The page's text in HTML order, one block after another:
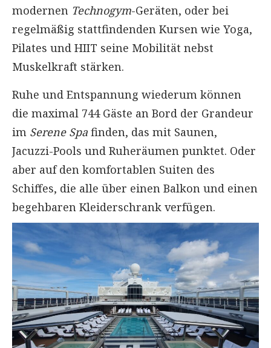
modernen Technogym-Geräten, oder bei
regelmäßig stattfindenden Kursen wie Yoga,
Pilates und HIIT seine Mobilität nebst
Muskelkraft stärken.
Ruhe und Entspannung wiederum können
die maximal 744 Gäste an Bord der Grandeur
im Serene Spa finden, das mit Saunen,
Jacuzzi-Pools und Ruheräumen punktet. Oder
aber auf den komfortablen Suiten des
Schiffes, die alle über einen Balkon und einen
begehbaren Kleiderschrank verfügen.